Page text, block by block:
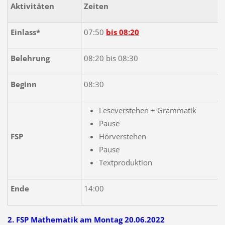
Aktivitäten Zeiten
Einlass* 07:50 bis 08:20
Belehrung 08:20 bis 08:30
Beginn 08:30
FSP
Leseverstehen + Grammatik
Pause
Hörverstehen
Pause
Textproduktion
Ende 14:00
2. FSP Mathematik am Montag 20.06.2022